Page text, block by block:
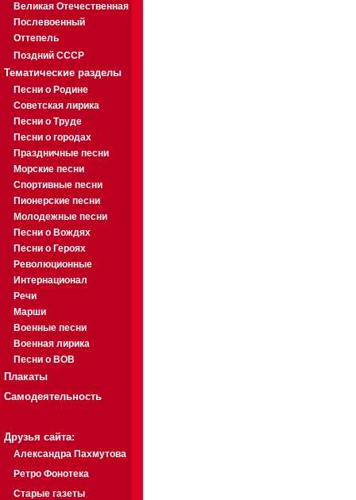
Великая Отечественная
Послевоенный
Оттепель
Поздний СССР
Тематические разделы
Песни о Родине
Советская лирика
Песни о Труде
Песни о городах
Праздничные песни
Морские песни
Спортивные песни
Пионерские песни
Молодежные песни
Песни о Вождях
Песни о Героях
Революционные
Интернационал
Речи
Марши
Военные песни
Военная лирика
Песни о ВОВ
Плакаты
Самодеятельность
Друзья сайта:
Александра Пахмутова
Ретро Фонотека
Старые газеты